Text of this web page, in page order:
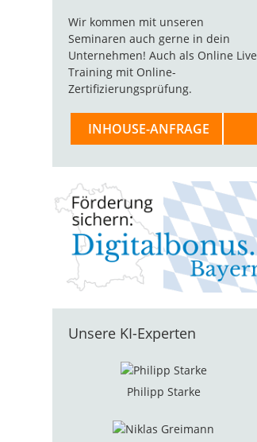
Wir kommen mit unseren
Seminaren auch gerne in dein
Unternehmen! Auch als Online Live
Training mit Online-
Zertifizierungsprüfung.
INHOUSE-ANFRAGE
Unsere KI-Experten
Philipp Starke